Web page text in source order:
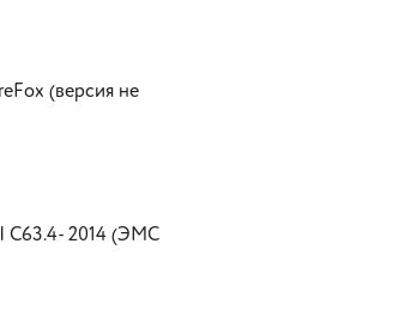
(версия не
C63.4- 2014 (ЭМС